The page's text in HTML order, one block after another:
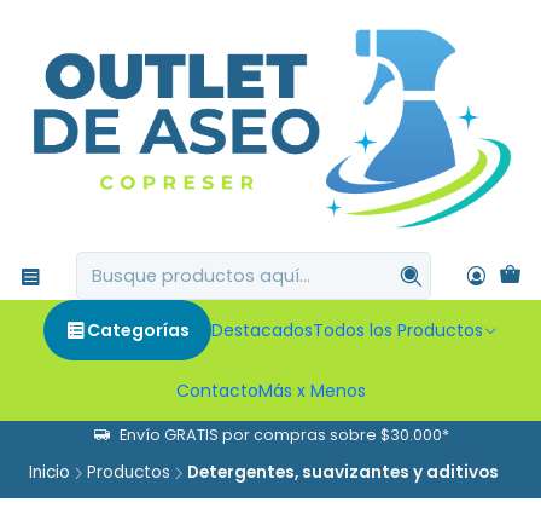
Categorías DestacadosTodos los Productos
ContactoMás x Menos
Envío GRATIS por compras sobre $30.000*
Inicio Productos Detergentes, suavizantes y aditivos